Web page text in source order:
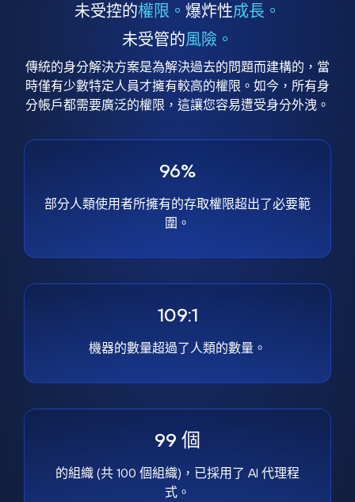
未受控的權限。 爆炸性成長。
未受管的風險。
傳統的身分解決方案是為解決過去的問題而建構的，當
時僅有少數特定人員才擁有較高的權限。如今，所有身
分帳戶都需要廣泛的權限，這讓您容易遭受身分外洩。
96%
部分人類使用者所擁有的存取權限超出了必要範
圍。
109:1
機器的數量超過了人類的數量。
99 個
的組織 (共 100 個組織)，已採用了 AI 代理程
式。